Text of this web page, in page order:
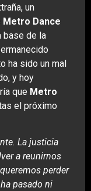
un
Metro Dance
base de la
ha sido un mal
y hoy
que Metro
el próximo
La justicia
a reunirnos
perder
pasado ni